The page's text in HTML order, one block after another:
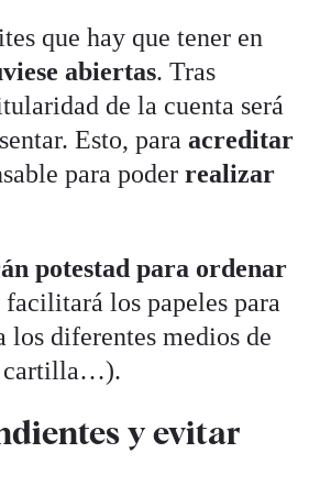
que hay que tener en
abiertas. Tras
de la cuenta será
Esto, paraacreditar
para poderrealizar
potestad para ordenar
los papeles para
diferentes medios de
cartilla…).
y evitar